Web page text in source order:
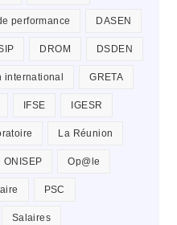
performance DASEN
DROM DSDEN
international GRETA
IFSE IGESR
La Réunion
ONISEP Op@le
PSC
Salaires